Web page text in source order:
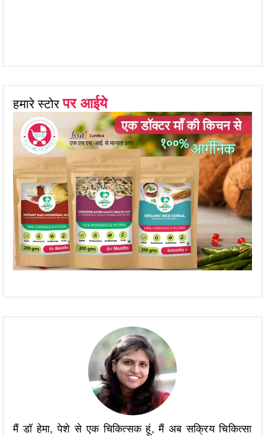
हमारे स्टोरपर आईये
मैं डॉ हेमा, पेशे से एक चिकित्सक हूं, मैं अब सक्रिय चिकित्सा